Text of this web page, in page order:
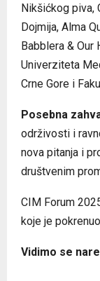
Nikšićkog piva,
Dojmija, Alma
Babblera &
Univerziteta
Crne Gore i
Posebna
održivosti i
nova pitanja i
društvenim
CIM Forum
koje je
Vidimo se